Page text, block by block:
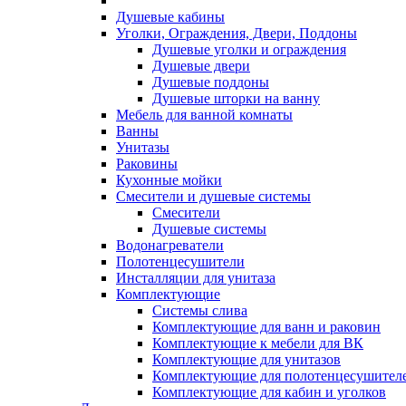
Душевые кабины
Уголки, Ограждения, Двери, Поддоны
Душевые уголки и ограждения
Душевые двери
Душевые поддоны
Душевые шторки на ванну
Мебель для ванной комнаты
Ванны
Унитазы
Раковины
Кухонные мойки
Смесители и душевые системы
Смесители
Душевые системы
Водонагреватели
Полотенцесушители
Инсталляции для унитаза
Комплектующие
Системы слива
Комплектующие для ванн и раковин
Комплектующие к мебели для ВК
Комплектующие для унитазов
Комплектующие для
Комплектующие для кабин и уголков